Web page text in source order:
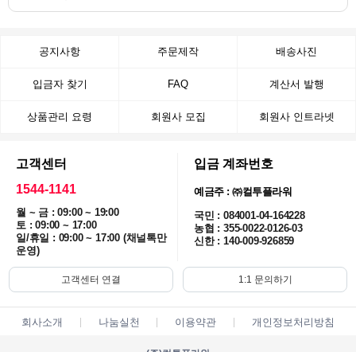
공지사항 주문제작 배송사진
입금자 찾기 FAQ 계산서 발행
상품관리 요령 회원사 모집 회원사 인트라넷
고객센터
1544-1141
월 ~ 금 : 09:00 ~ 19:00
토 : 09:00 ~ 17:00
일/휴일 : 09:00 ~ 17:00 (채널톡만
운영)
입금 계좌번호
예금주 : ㈜컬투플라워
국민 : 084001-04-164228
농협 : 355-0022-0126-03
신한 : 140-009-926859
고객센터 연결 1:1 문의하기
회사소개 나눔실천 이용약관 개인정보처리방침